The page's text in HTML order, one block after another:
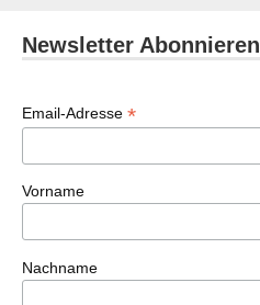
Newsletter Abonnieren
Email-Adresse *
Vorname
Nachname